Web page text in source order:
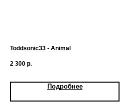
Toddsonic33 - Animal
2 300 р.
Подробнее